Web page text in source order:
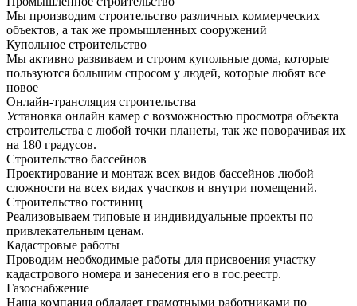
Мы производим строительство различных коммерческих
объектов, а так же промышленных сооружений
Купольное строительство
Мы активно развиваем и строим купольные дома, которые
пользуются большим спросом у людей, которые любят все
новое
Онлайн-трансляция строительства
Установка онлайн камер с возможностью просмотра объекта
строительства с любой точки планеты, так же поворачивая их
на 180 градусов.
Строительство бассейнов
Проектирование и монтаж всех видов бассейнов любой
сложности на всех видах участков и внутри помещений.
Строительство гостиниц
Реализовываем типовые и индивидуальные проекты по
привлекательным ценам.
Кадастровые работы
Проводим необходимые работы для присвоения участку
кадастрового номера и занесения его в гос.реестр.
Газоснабжение
Наша компания обладает грамотными работниками по